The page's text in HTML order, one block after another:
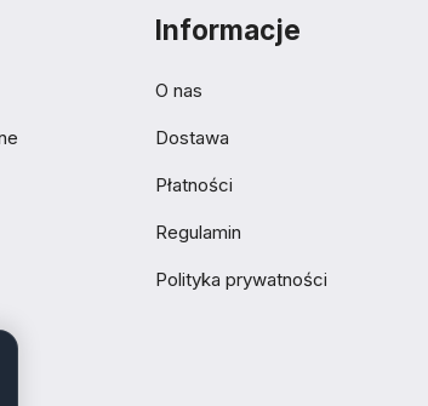
Informacje
O nas
Dostawa
Płatności
Regulamin
Polityka prywatności